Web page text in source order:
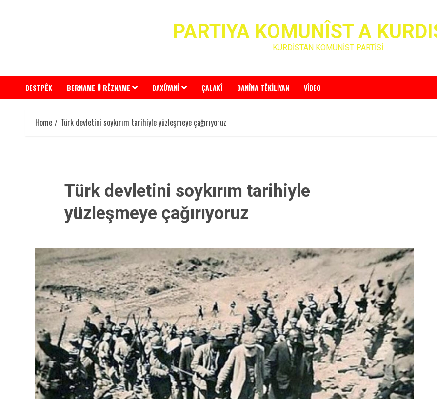
PARTIYA KOMUNÎST A
KÜRDİSTAN KOMÜNİST PARTİSİ
DESTPÊK BERNAME Û RÊZNAME DAXÛYANÎ ÇALAKÎ DANÎNA TÊKILIYAN VÎDEO
Home Türk devletini soykırım tarihiyle yüzleşmeye çağırıyoruz
Türk devletini soykırım tarihiyle
yüzleşmeye çağırıyoruz